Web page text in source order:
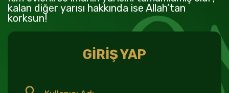
kalan diğer yarısı hakkında ise Allah’tan
korksun!
GİRİŞ YAP